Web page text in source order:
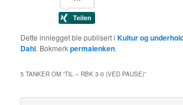
Dette innlegget ble publisert iKultur og
Dahl. Bokmerkpermalenken.
5 TANKER OM “TIL – RBK 3-0 (VED PAUSE)”